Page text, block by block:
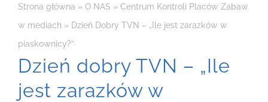
Strona główna » O NAS » Centrum Kontroli Placów Zabaw
w mediach» Dzień Dobry TVN – „Ile jest zarazków w
piaskownicy?”
Dzień dobry TVN – „Ile
jest zarazków w